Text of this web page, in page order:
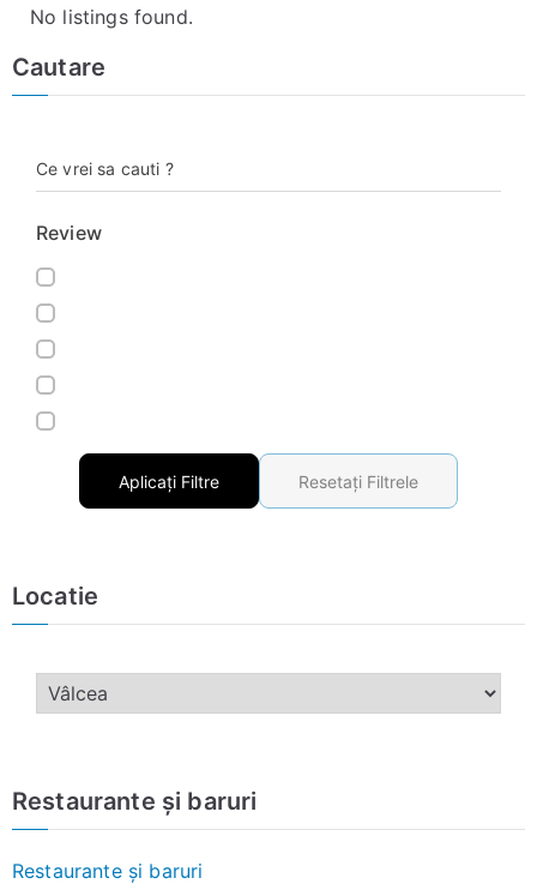
No listings found.
Cautare
Ce vrei sa cauti ?
Review
Aplicați Filtre Resetați Filtrele
Locatie
Restaurante și baruri
Restaurante și baruri